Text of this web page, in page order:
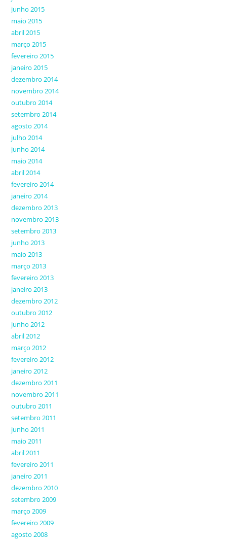
junho 2015
maio 2015
abril 2015
março 2015
fevereiro 2015
janeiro 2015
dezembro 2014
novembro 2014
outubro 2014
setembro 2014
agosto 2014
julho 2014
junho 2014
maio 2014
abril 2014
fevereiro 2014
janeiro 2014
dezembro 2013
novembro 2013
setembro 2013
junho 2013
maio 2013
março 2013
fevereiro 2013
janeiro 2013
dezembro 2012
outubro 2012
junho 2012
abril 2012
março 2012
fevereiro 2012
janeiro 2012
dezembro 2011
novembro 2011
outubro 2011
setembro 2011
junho 2011
maio 2011
abril 2011
fevereiro 2011
janeiro 2011
dezembro 2010
setembro 2009
março 2009
fevereiro 2009
agosto 2008